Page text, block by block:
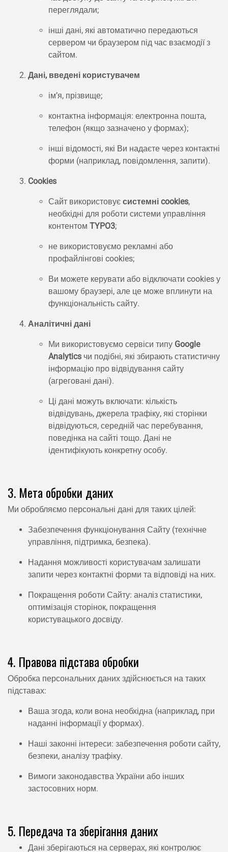
переглядали;
інші дані, які автоматично передаються
сервером чи браузером під час взаємодії з
сайтом.
Дані, введені користувачем
ім’я, прізвище;
контактна інформація: електронна пошта,
телефон (якщо зазначено у формах);
інші відомості, які Ви надаєте через контактні
форми (наприклад, повідомлення, запити).
Cookies
Сайт використовує системні cookies,
необхідні для роботи системи управління
контентом TYPO3;
не використовуємо рекламні або
профайлінгові cookies;
Ви можете керувати або відключати cookies у
вашому браузері, але це може вплинути на
функціональність сайту.
Аналітичні дані
Ми використовуємо сервіси типу Google
Analytics чи подібні, які збирають статистичну
інформацію про відвідування сайту
(агреговані дані).
Ці дані можуть включати: кількість
відвідувань, джерела трафіку, які сторінки
відвідуються, середній час перебування,
поведінка на сайті тощо. Дані не
ідентифікують конкретну особу.
3. Мета обробки даних
Ми обробляємо персональні дані для таких цілей:
Забезпечення функціонування Сайту (технічне
управління, підтримка, безпека).
Надання можливості користувачам залишати
запити через контактні форми та відповіді на них.
Покращення роботи Сайту: аналіз статистики,
оптимізація сторінок, покращення
користувацького досвіду.
4. Правова підстава обробки
Обробка персональних даних здійснюється на таких
підставах:
Ваша згода, коли вона необхідна (наприклад, при
наданні інформації у формах).
Наші законні інтереси: забезпечення роботи сайту,
безпеки, аналізу трафіку.
Вимоги законодавства України або інших
застосовних норм.
5. Передача та зберігання даних
Дані зберігаються на серверах, які контролює